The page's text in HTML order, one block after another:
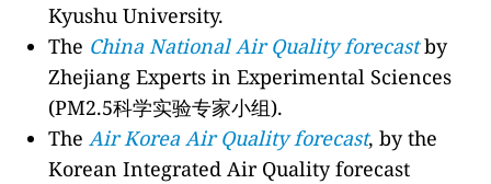
Kyushu University.
The China National Air Quality forecastby
Zhejiang Experts in Experimental Sciences
(PM2.5科学实验专家小组).
TheAir Korea Air Quality forecast, by the
Korean Integrated Air Quality forecast